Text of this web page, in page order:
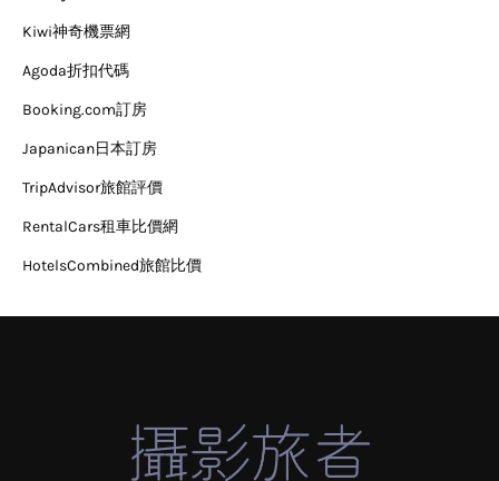
Kiwi神奇機票網
Agoda折扣代碼
Booking.com訂房
Japanican日本訂房
TripAdvisor旅館評價
RentalCars租車比價網
HotelsCombined旅館比價